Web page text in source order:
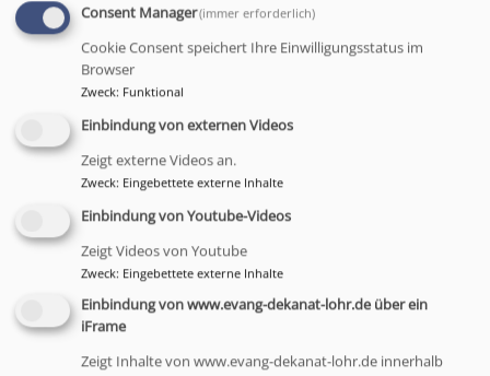
Studium der Evang. Theologie
Voraussetzung
Studium (12 Semester) der Ev. Theologie an 21
Universitäten und Kirchlichen Hochschulen
Studieninhalte: Sprachen (Latein, Griechisch,
Hebräisch), Bibelkunde, Altes und Neues Testament,
Kirchengeschichte, Systematische und Praktische
Theologie, Ethik, Philosophie, Pädagogik,
interdisziplinäre Module u.v.m.
Abschluss: Erstes Kirchliches Examen bzw.
Theologische Prüfung, Magister, Master
Consent Manager(immer erforderlich)
Cookie Consent speichert Ihre Einwilligungsstatus im
Browser
Zweck: Funktional
Einbindung von externen Videos
Zeigt externe Videos an.
Zweck: Eingebettete externe Inhalte
Einbindung von Youtube-Videos
Zeigt Videos von Youtube
Zweck: Eingebettete externe Inhalte
Einbindung von www.evang-dekanat-lohr.de über ein
iFrame
Zeigt Inhalte von www.evang-dekanat-lohr.de innerhalb